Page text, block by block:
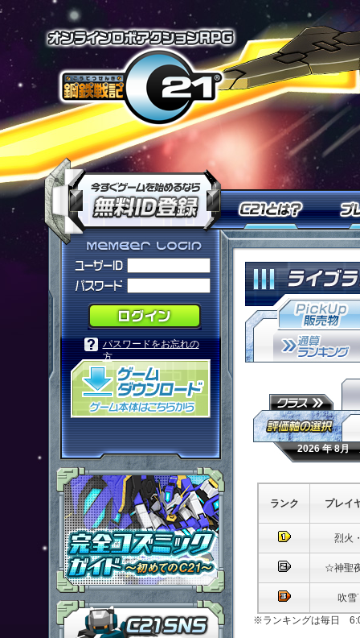
オンライン
Ｃ２１
今すぐ「鋼鉄戦記Ｃ２１」
「鋼鉄戦記Ｃ２１」メンバーロ
パスワードをお忘れの
方
「鋼鉄戦記Ｃ２１」ゲームダウン
2026 年 8月
ランク プレイ
烈火
☆神聖
吹雪
※ランキングは毎日
「鋼鉄戦記Ｃ２１」ＳＮＳ